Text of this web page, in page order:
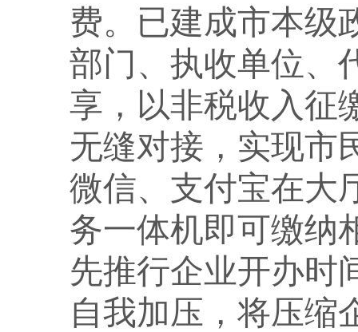
费。已建成市本级
部门、执收单位、
享，以非税收入征
无缝对接，实现市
微信、支付宝在大
务一体机即可缴纳
先推行企业开办时
自我加压，将压缩